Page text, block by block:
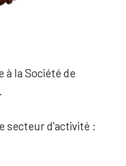
la Société de
secteur d'activité :